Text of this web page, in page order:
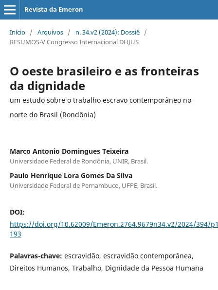
Revista da Emeron
Início / Arquivos / n. 34.v2 (2024): Dossiê /
RESUMOS-V Congresso Internacional DHJUS
O oeste brasileiro e as fronteiras
da dignidade
um estudo sobre o trabalho escravo contemporâneo no
norte do Brasil (Rondônia)
Marco Antonio Domingues Teixeira
Universidade Federal de Rondônia, UNIR, Brasil.
Paulo Henrique Lora Gomes Da Silva
Universidade Federal de Pernambuco, UFPE, Brasil.
DOI:
https://doi.org/10.62009/Emeron.2764.9679n34.v2/2024/394/
193
Palavras-chave: escravidão, escravidão contemporânea,
Direitos Humanos, Trabalho, Dignidade da Pessoa Humana